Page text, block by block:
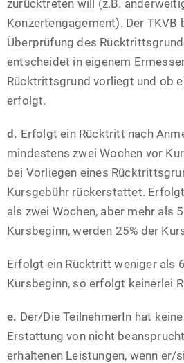
zurücktreten will (z.B.
Konzertengagement). Der TKVB
Überprüfung des
entscheidet in eigenem
Rücktrittsgrund vorliegt und ob
erfolgt.
d. Erfolgt ein Rücktritt nach
mindestens zwei Wochen vor
bei Vorliegen eines
Kursgebühr rückerstattet.
als zwei Wochen, aber mehr als
Kursbeginn, werden 25% der
Erfolgt ein Rücktritt weniger als
Kursbeginn, so erfolgt keinerlei
e. Der/Die TeilnehmerIn hat
Erstattung von nicht
erhaltenen Leistungen, wenn er/